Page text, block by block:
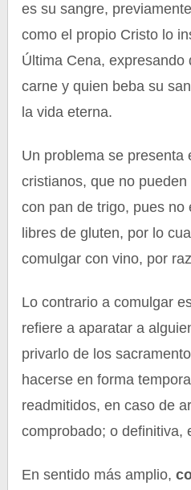
es su sangre,
como el propio Cristo lo
Última Cena, expresando
carne y quien beba su
la vida eterna.
Un problema se presenta
cristianos, que no
con pan de trigo, pues no
libres de gluten, por lo
comulgar con vino, por
Lo contrario a comulgar
refiere a aparatar a
privarlo de los
hacerse en forma
readmitidos, en caso de
comprobado; o definitiva,
En sentido más amplio,